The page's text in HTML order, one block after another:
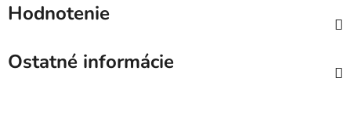
Hodnotenie
Ostatné informácie